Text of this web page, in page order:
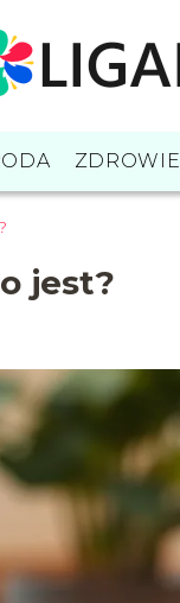
ZDROWIE
jest?